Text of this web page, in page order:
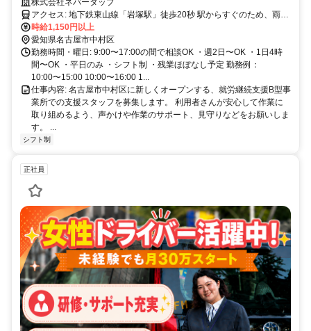
お仕事です。 岩塚駅から徒歩30秒、平日のみ・週2日〜勤務OKです。
アクセス: 地下鉄東山線「岩塚駅」徒歩20秒 駅からすぐのため、雨の
日でも通勤しやすい立地です。 （雨でもダッシュでなんとかなりま
す。）
時給1,150円以上
愛知県名古屋市中村区
勤務時間・曜日: 9:00〜17:00の間で相談OK ・週2日〜OK ・1日4時
間〜OK ・平日のみ ・シフト制 ・残業ほぼなし予定 勤務例：
10:00〜15:00 10:00〜16:00 1...
仕事内容: 名古屋市中村区に新しくオープンする、就労継続支援B型事
業所での支援スタッフを募集します。 利用者さんが安心して作業に
取り組めるよう、声かけや作業のサポート、見守りなどをお願いしま
す。 ...
シフト制
正社員